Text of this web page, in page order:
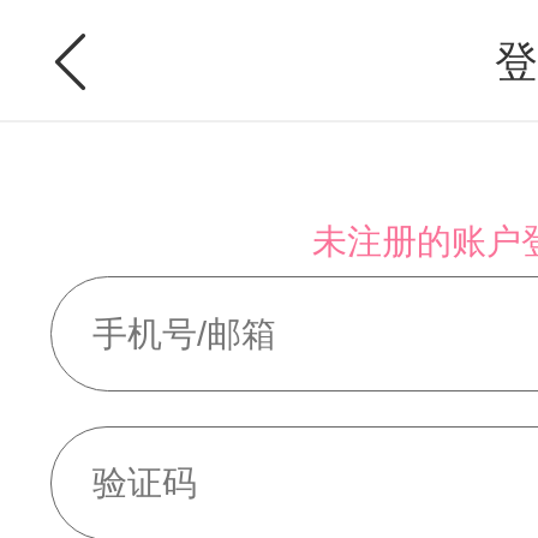
未注册的账户